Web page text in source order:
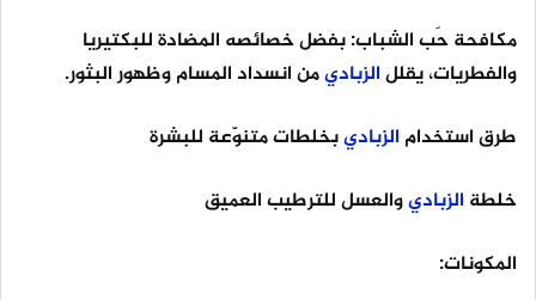
مكافحة حَب الشباب: بفضل خصائصه المضادة للبكتيريا
والفطريات، يقللالزباديمن انسداد المسام وظهور البثور.
طرق استخدام الزباديبخلطات متنوّعة للبشرة
خلطة الزباديوالعسل للترطيب العميق
المكونات: